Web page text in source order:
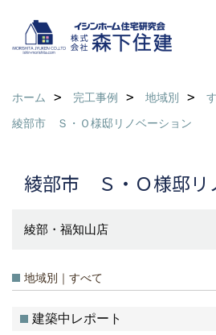
ホーム 完工事例 地域別
綾部市 Ｓ・Ｏ様邸リノベーション
綾部市 Ｓ・Ｏ様邸リ
綾部・福知山店
地域別｜すべて
建築中レポート